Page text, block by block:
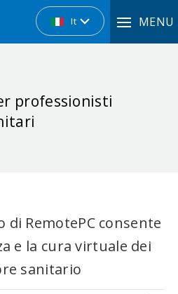
It MENU
professionisti
RemotePC consente
e la cura virtuale dei
sanitario